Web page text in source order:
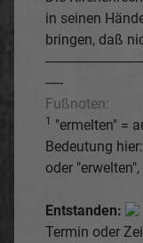
in seinen
bringen, daß
-----
Fußnoten:
1 "ermelten" =
Bedeutung
oder
Entstanden:
Termin oder